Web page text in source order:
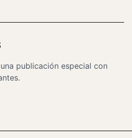
publicación especial con